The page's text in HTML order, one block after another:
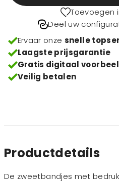
Toevoegen
Deel uw
Ervaar onze snelle
Laagste prijsgarantie
Gratis digitaal
Veilig betalen
Productdetails
De zweetbandjes met